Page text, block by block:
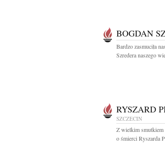
BOGDAN
Bardzo zasmuciła
Szredera naszego
RYSZARD
SZCZECIN
Z wielkim
o śmierci Ryszarda